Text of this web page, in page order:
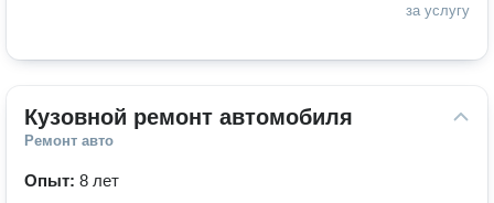
за услугу
Кузовной ремонт автомобиля
Ремонт авто
Опыт: 8 лет